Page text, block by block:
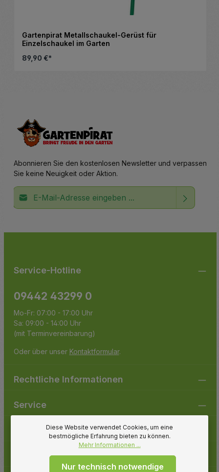
Gartenpirat Metallschaukel-Gerüst für
Einzelschaukel im Garten
89,90 €*
Abonnieren Sie den kostenlosen Newsletter und verpassen
Sie keine Neuigkeit oder Aktion.
E-Mail-Adresse*
Service-Hotline
09442 43299 0
Mo-Fr: 07:00 - 17:00 Uhr
Sa: 09:00 - 14:00 Uhr
(mit Terminvereinbarung)
Oder über unser Kontaktformular.
Rechtliche Informationen
Service
Gartenpirat
Folge uns
Diese Website verwendet Cookies, um eine
bestmögliche Erfahrung bieten zu können.
Mehr Informationen ...
Nur technisch notwendige